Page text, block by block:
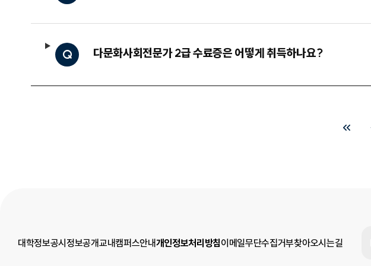
Q 다문화사회전문가 2급 수료증은 어떻게 취득하나요?
대학정보공시정보공개교내캠퍼스안내개인정보처리방침이메일무단수집거부찾아오시는길